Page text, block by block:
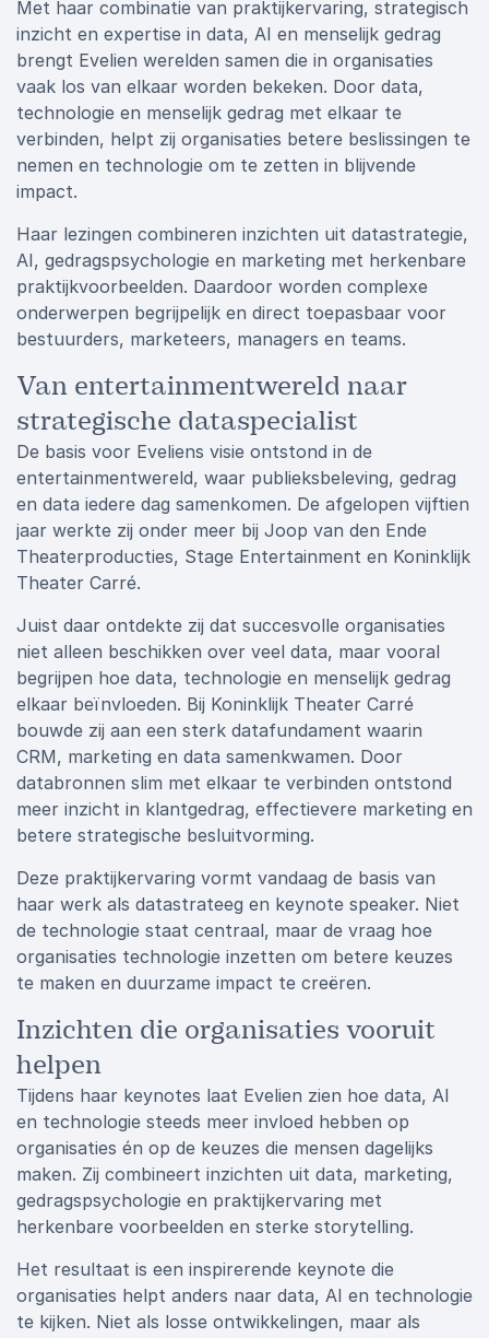
Met haar combinatie van praktijkervaring, strategisch
inzicht en expertise in data, AI en menselijk gedrag
brengt Evelien werelden samen die in organisaties
vaak los van elkaar worden bekeken. Door data,
technologie en menselijk gedrag met elkaar te
verbinden, helpt zij organisaties betere beslissingen te
nemen en technologie om te zetten in blijvende
impact.
Haar lezingen combineren inzichten uit datastrategie,
AI, gedragspsychologie en marketing met herkenbare
praktijkvoorbeelden. Daardoor worden complexe
onderwerpen begrijpelijk en direct toepasbaar voor
bestuurders, marketeers, managers en teams.
Van entertainmentwereld naar
strategische dataspecialist
De basis voor Eveliens visie ontstond in de
entertainmentwereld, waar publieksbeleving, gedrag
en data iedere dag samenkomen. De afgelopen vijftien
jaar werkte zij onder meer bij Joop van den Ende
Theaterproducties, Stage Entertainment en Koninklijk
Theater Carré.
Juist daar ontdekte zij dat succesvolle organisaties
niet alleen beschikken over veel data, maar vooral
begrijpen hoe data, technologie en menselijk gedrag
elkaar beïnvloeden. Bij Koninklijk Theater Carré
bouwde zij aan een sterk datafundament waarin
CRM, marketing en data samenkwamen. Door
databronnen slim met elkaar te verbinden ontstond
meer inzicht in klantgedrag, effectievere marketing en
betere strategische besluitvorming.
Deze praktijkervaring vormt vandaag de basis van
haar werk als datastrateeg en keynote speaker. Niet
de technologie staat centraal, maar de vraag hoe
organisaties technologie inzetten om betere keuzes
te maken en duurzame impact te creëren.
Inzichten die organisaties vooruit
helpen
Tijdens haar keynotes laat Evelien zien hoe data, AI
en technologie steeds meer invloed hebben op
organisaties én op de keuzes die mensen dagelijks
maken. Zij combineert inzichten uit data, marketing,
gedragspsychologie en praktijkervaring met
herkenbare voorbeelden en sterke storytelling.
Het resultaat is een inspirerende keynote die
organisaties helpt anders naar data, AI en technologie
te kijken. Niet als losse ontwikkelingen, maar als